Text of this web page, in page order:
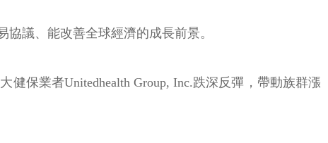
議、能改善全球經濟的成長前景。
保業者Unitedhealth Group, Inc.跌深反彈，帶動族群漲